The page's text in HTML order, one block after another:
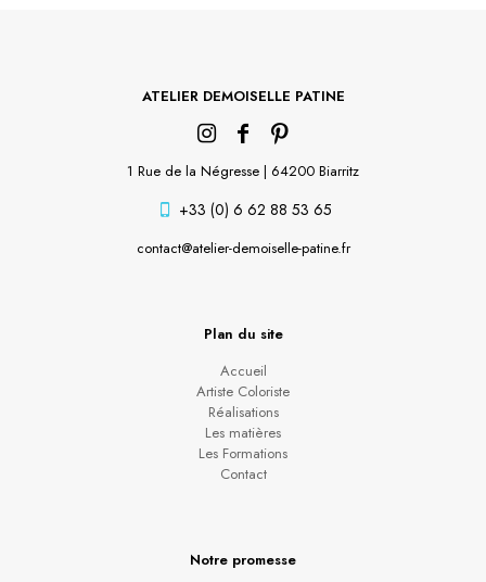
ATELIER DEMOISELLE PATINE
1 Rue de la Négresse | 64200 Biarritz
+33 (0) 6 62 88 53 65
contact@atelier-demoiselle-patine.fr
Plan du site
Accueil
Artiste Coloriste
Réalisations
Les matières
Les Formations
Contact
Notre promesse